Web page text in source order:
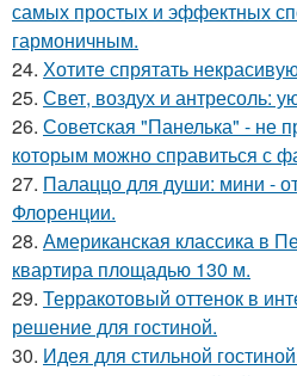
самых простых и эффектных
гармоничным.
24. Хотите спрятать
25. Свет, воздух и антресоль:
26. Советская "Панелька" - не
которым можно справиться с
27. Палаццо для души: мини -
Флоренции.
28. Американская классика в
квартира площадью 130 м.
29. Терракотовый оттенок в
решение для гостиной.
30. Идея для стильной